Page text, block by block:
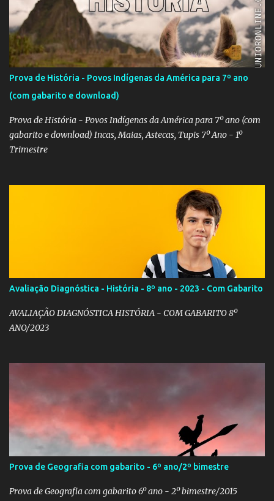
Prova de História - Povos Indígenas da América para 7º ano
(com gabarito e download)
Prova de História - Povos Indígenas da América para 7º ano (com
gabarito e download) Incas, Maias, Astecas, Tupis 7º Ano - 1º
Trimestre
Avaliação Diagnóstica - História - 8º ano - 2023 - Com Gabarito
AVALIAÇÃO DIAGNÓSTICA HISTÓRIA - COM GABARITO 8º
ANO/2023
Prova de Geografia com gabarito - 6º ano/2º bimestre
Prova de Geografia com gabarito 6º ano - 2º bimestre/2015